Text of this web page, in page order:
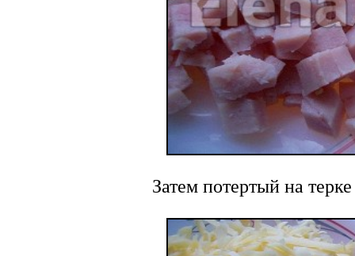
Затем потертый на